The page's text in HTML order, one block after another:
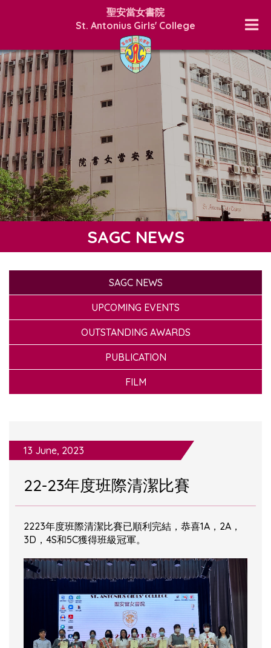
聖安當女書院
St. Antonius Girls' College
SAGC NEWS
SAGC NEWS
UPCOMING EVENTS
OUTSTANDING AWARDS
PUBLICATION
FILM
13 June, 2023
22-23年度班際清潔比賽
2223年度班際清潔比賽已順利完結，恭喜1A，2A，
3D，4S和5C獲得班級冠軍。